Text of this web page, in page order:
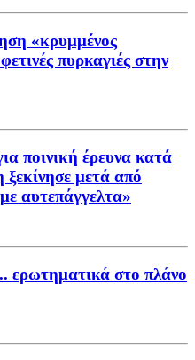
«κρυμμένος
πυρκαγιές στην
ποινική έρευνα κατά
μετά από
αυτεπάγγελτα»
ερωτηματικά στο πλάνο